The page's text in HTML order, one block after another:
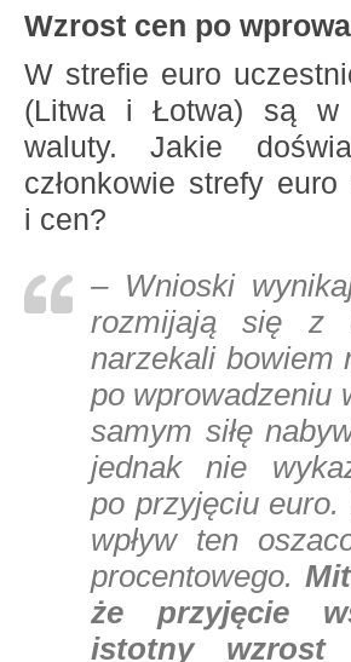
Wzrost cen po
W strefie euro
(Litwa i Łotwa) są w
waluty. Jakie
członkowie strefy
i cen?
– Wnioski
rozmijają się z
narzekali bowiem
po wprowadzeniu
samym siłę
jednak nie
po przyjęciu
wpływ ten
procentowego.
że przyjęcie
istotny wzrost